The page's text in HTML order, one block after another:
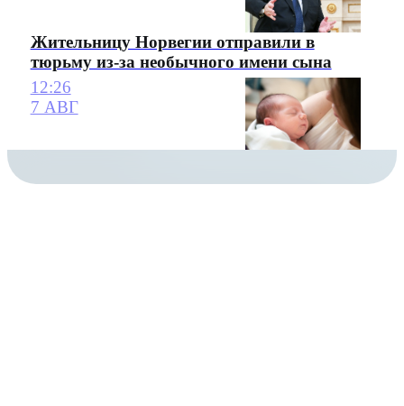
Жительницу Норвегии отправили в
тюрьму из-за необычного имени сына
12:26
7 АВГ